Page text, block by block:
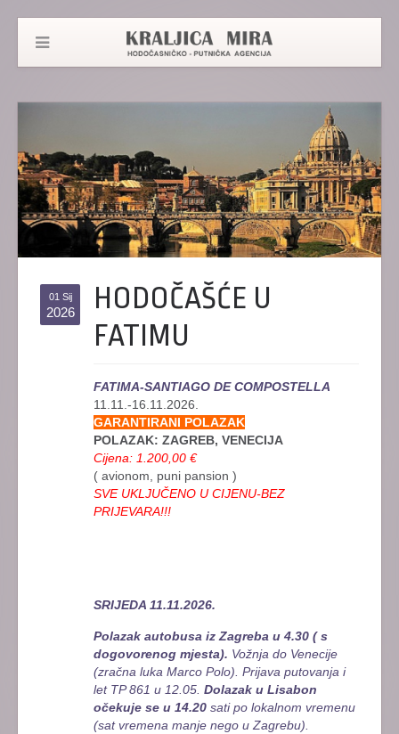
01 Sij
2026
HODOČAŠĆE U
FATIMU
FATIMA-SANTIAGO DE COMPOSTELLA
11.11.-16.11.2026.
GARANTIRANI POLAZAK
POLAZAK: ZAGREB, VENECIJA
Cijena: 1.200,00 €
( avionom, puni pansion )
SVE UKLJUČENO U CIJENU-BEZ
PRIJEVARA!!!
SRIJEDA 11.11.2026.
Polazak autobusa iz Zagreba u 4.30 ( s
dogovorenog mjesta). Vožnja do Venecije
(zračna luka Marco Polo). Prijava putovanja i
let TP 861 u 12.05. Dolazak u Lisabon
očekuje se u 14.20 sati po lokalnom vremenu
(sat vremena manje nego u Zagrebu).